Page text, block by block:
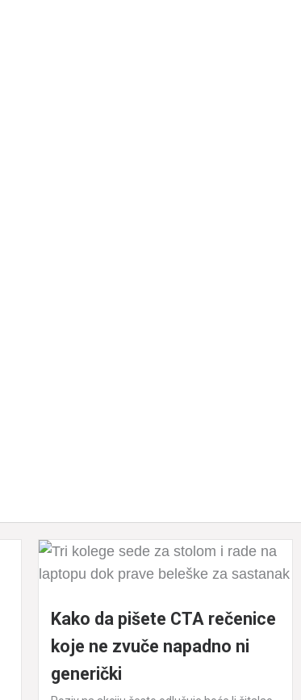
Kako da pišete CTA rečenice
koje ne zvuče napadno ni
generički